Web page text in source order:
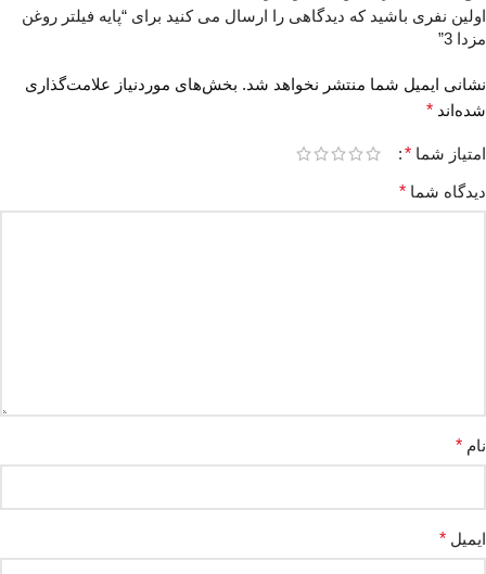
اولین نفری باشید که دیدگاهی را ارسال می کنید برای “پایه فیلتر روغن
مزدا 3”
نشانی ایمیل شما منتشر نخواهد شد. بخش‌های موردنیاز علامت‌گذاری
شده‌اند *
امتیاز شما *
دیدگاه شما *
نام *
ایمیل *